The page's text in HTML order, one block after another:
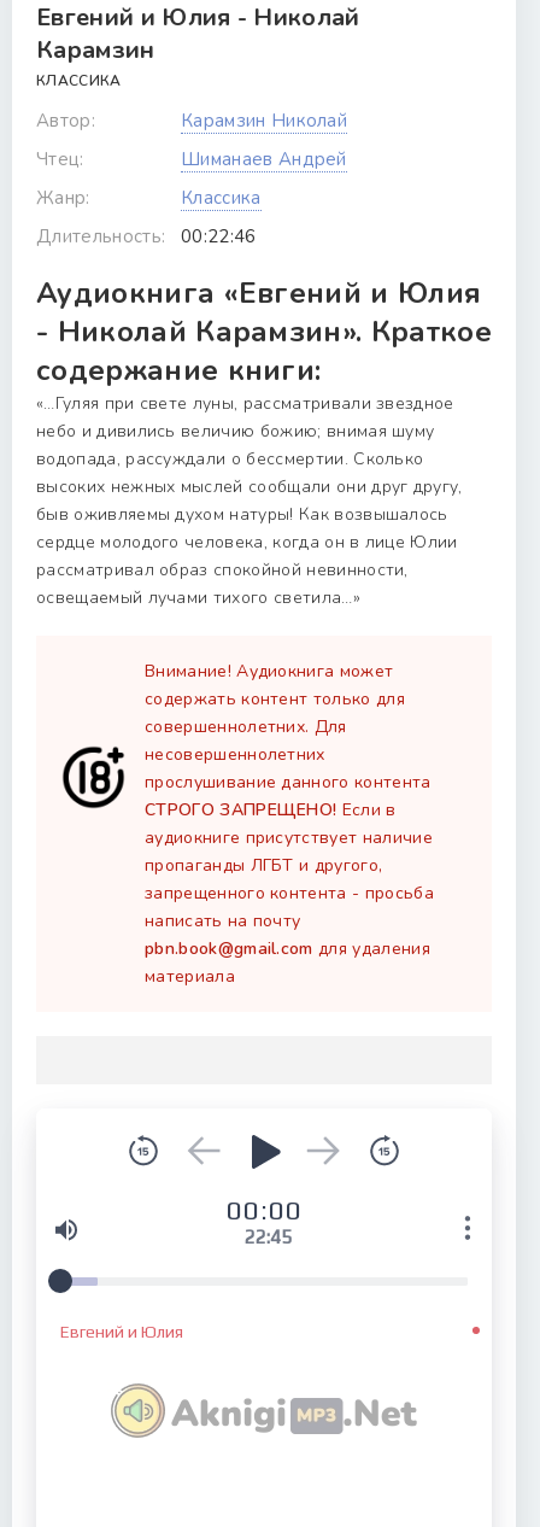
Евгений и Юлия - Николай
Карамзин
КЛАССИКА
Автор:
Карамзин Николай
Чтец:
Шиманаев Андрей
Жанр:
Классика
Длительность:
00:22:46
Аудиокнига «Евгений и Юлия
- Николай Карамзин». Краткое
содержание книги:
«…Гуляя при свете луны, рассматривали звездное
небо и дивились величию божию; внимая шуму
водопада, рассуждали о бессмертии. Сколько
высоких нежных мыслей сообщали они друг другу,
быв оживляемы духом натуры! Как возвышалось
сердце молодого человека, когда он в лице Юлии
рассматривал образ спокойной невинности,
освещаемый лучами тихого светила…»
Внимание! Аудиокнига может
содержать контент только для
совершеннолетних. Для
несовершеннолетних
прослушивание данного контента
СТРОГО ЗАПРЕЩЕНО! Если в
аудиокниге присутствует наличие
пропаганды ЛГБТ и другого,
запрещенного контента - просьба
написать на почту
pbn.book@gmail.com для удаления
материала
00:00
22:45
Евгений и Юлия